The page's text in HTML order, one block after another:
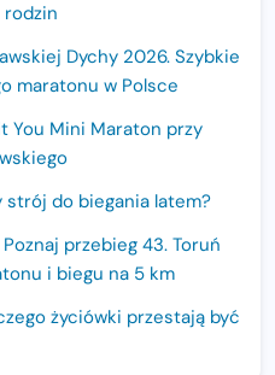
rodzin
Dychy 2026. Szybkie
maratonu w Polsce
You Mini Maraton przy
strój do biegania latem?
przebieg 43. Toruń
i biegu na 5 km
życiówki przestają być